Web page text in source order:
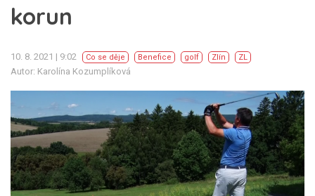
korun
10. 8. 2021 | 9:02 Co se děje Benefice golf Zlín ZL
Autor: Karolína Kozumplíková